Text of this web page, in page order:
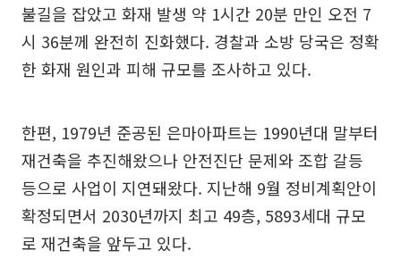
불길을 잡았고 화재 발생 약 1시간 20분 만인 오전 7
시 36분께 완전히 진화했다. 경찰과 소방 당국은 정확
한 화재 원인과 피해 규모를 조사하고 있다.
한편, 1979년 준공된 은마아파트는 1990년대 말부터
재건축을 추진해왔으나 안전진단 문제와 조합 갈등
등으로 사업이 지연돼왔다. 지난해 9월 정비계획안이
확정되면서 2030년까지 최고 49층, 5893세대 규모
로 재건축을 앞두고 있다.